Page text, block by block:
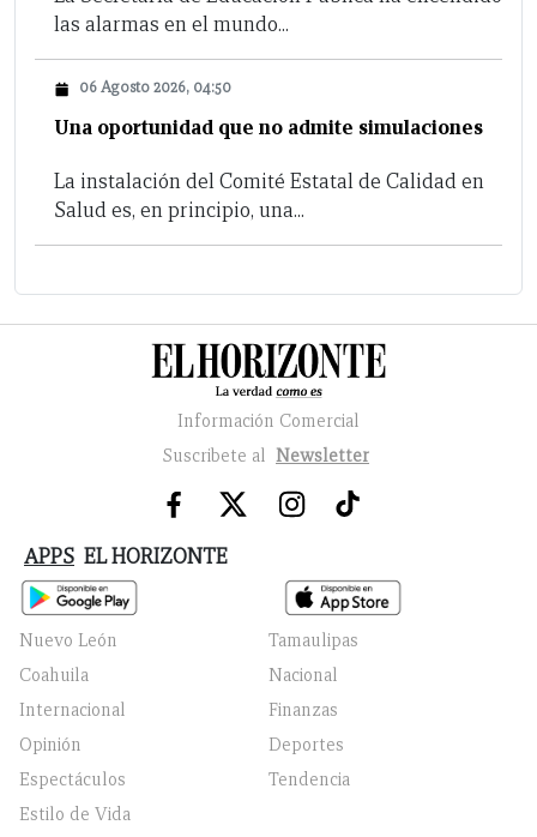
las alarmas en el mundo...
06 Agosto 2026, 04:50
Una oportunidad que no admite simulaciones
La instalación del Comité Estatal de Calidad en
Salud es, en principio, una...
Información Comercial
Suscribete al
Newsletter
APPS EL HORIZONTE
Nuevo León
Tamaulipas
Coahuila
Nacional
Internacional
Finanzas
Opinión
Deportes
Espectáculos
Tendencia
Estilo de Vida